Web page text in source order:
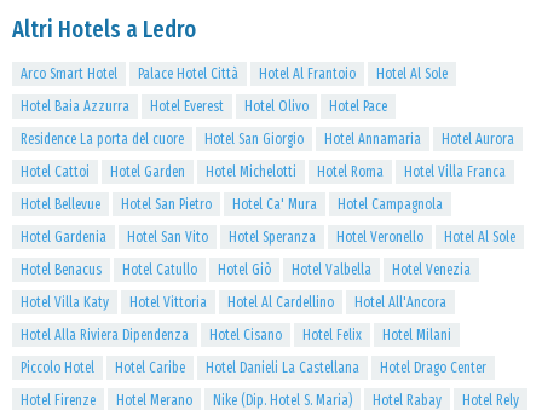
Altri Hotels a Ledro
Arco Smart Hotel Palace Hotel Città Hotel Al Frantoio
Hotel Al Sole
Hotel Baia Azzurra
Hotel Everest Hotel Olivo
Hotel Pace
Residence La porta del cuore
Hotel San Giorgio Hotel Annamaria
Hotel Aurora
Hotel Cattoi
Hotel Garden Hotel Michelotti Hotel Roma
Hotel Villa Franca
Hotel Bellevue
Hotel San Pietro Hotel Ca' Mura
Hotel Campagnola
Hotel Gardenia
Hotel San Vito Hotel Speranza Hotel Veronello
Hotel Al Sole
Hotel Benacus
Hotel Catullo Hotel Giò Hotel Valbella
Hotel Venezia
Hotel Villa Katy
Hotel Vittoria Hotel Al Cardellino
Hotel All'Ancora
Hotel Alla Riviera Dipendenza
Hotel Cisano Hotel Felix
Hotel Milani
Piccolo Hotel
Hotel Caribe Hotel Danieli La Castellana
Hotel Drago Center
Hotel Firenze
Hotel Merano Nike (Dip. Hotel S. Maria) Hotel Rabay
Hotel Rely